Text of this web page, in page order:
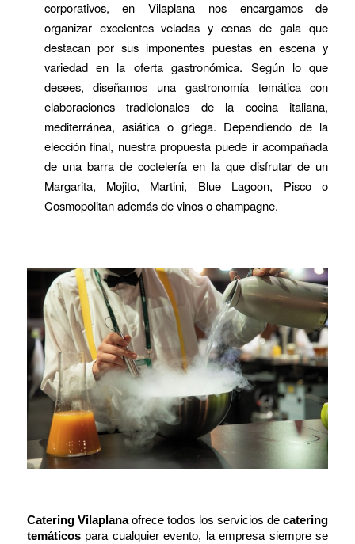
corporativos, en Vilaplana nos encargamos de
organizar excelentes veladas y cenas de gala que
destacan por sus imponentes puestas en escena y
variedad en la oferta gastronómica. Según lo que
desees, diseñamos una gastronomía temática con
elaboraciones tradicionales de la cocina italiana,
mediterránea, asiática o griega. Dependiendo de la
elección final, nuestra propuesta puede ir acompañada
de una barra de coctelería en la que disfrutar de un
Margarita, Mojito, Martini, Blue Lagoon, Pisco o
Cosmopolitan además de vinos o champagne.
Catering Vilaplana ofrece todos los servicios decatering
temáticospara cualquier evento, la empresa siempre se